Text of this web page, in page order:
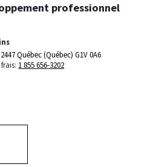
professionnel
Québec (Québec) G1V 0A6
1 855 656-3202